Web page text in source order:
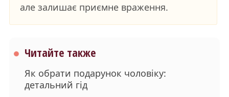
але залишає приємне враження.
Читайте также
Як обрати подарунок чоловіку:
детальний гід